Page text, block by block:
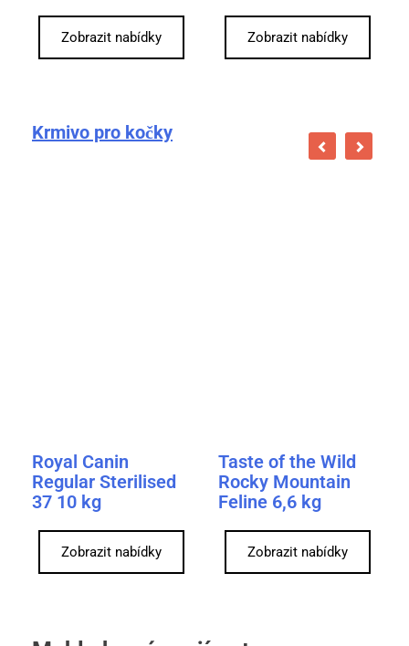
Zobrazit nabídky Zobrazit nabídky
Krmivo pro kočky
Royal Canin
Regular Sterilised
37 10 kg
Zobrazit nabídky
Taste of the Wild
Rocky Mountain
Feline 6,6 kg
Zobrazit nabídky